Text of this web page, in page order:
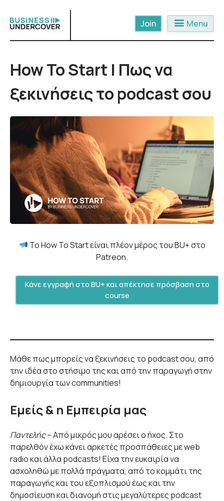
content
menu Menu
How To Start | Πως να
ξεκινήσεις το podcast σου
Το How To Start είναι πλέον μέρος του BU+ στο
Patreon.
Κάνε εγγραφή στο BU+ και απέκτησε πρόσβαση στο
course
Μάθε πως μπορείς να ξεκινήσεις το podcast σου, από
την ιδέα στο στήσιμο της και από την παραγωγή στην
δημιουργία των communities!
Εμείς & η Εμπειρία μας
Παντελής– Από μικρός μου αρέσει ο ήχος. Στο
παρελθόν έχω κάνει αρκετές προσπάθειες με web
radio και άλλα podcasts! Είχα την ευκαιρία να
ασχοληθώ με πολλά πράγματα, από το κομμάτι της
παραγωγής και του εξοπλισμού έως και την
δημοσίευση και διανομή στις μεγαλύτερες podcast